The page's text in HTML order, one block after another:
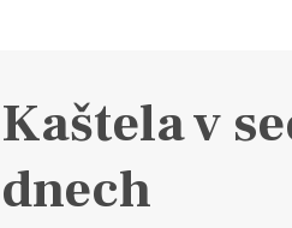
Kaštela v
dnech